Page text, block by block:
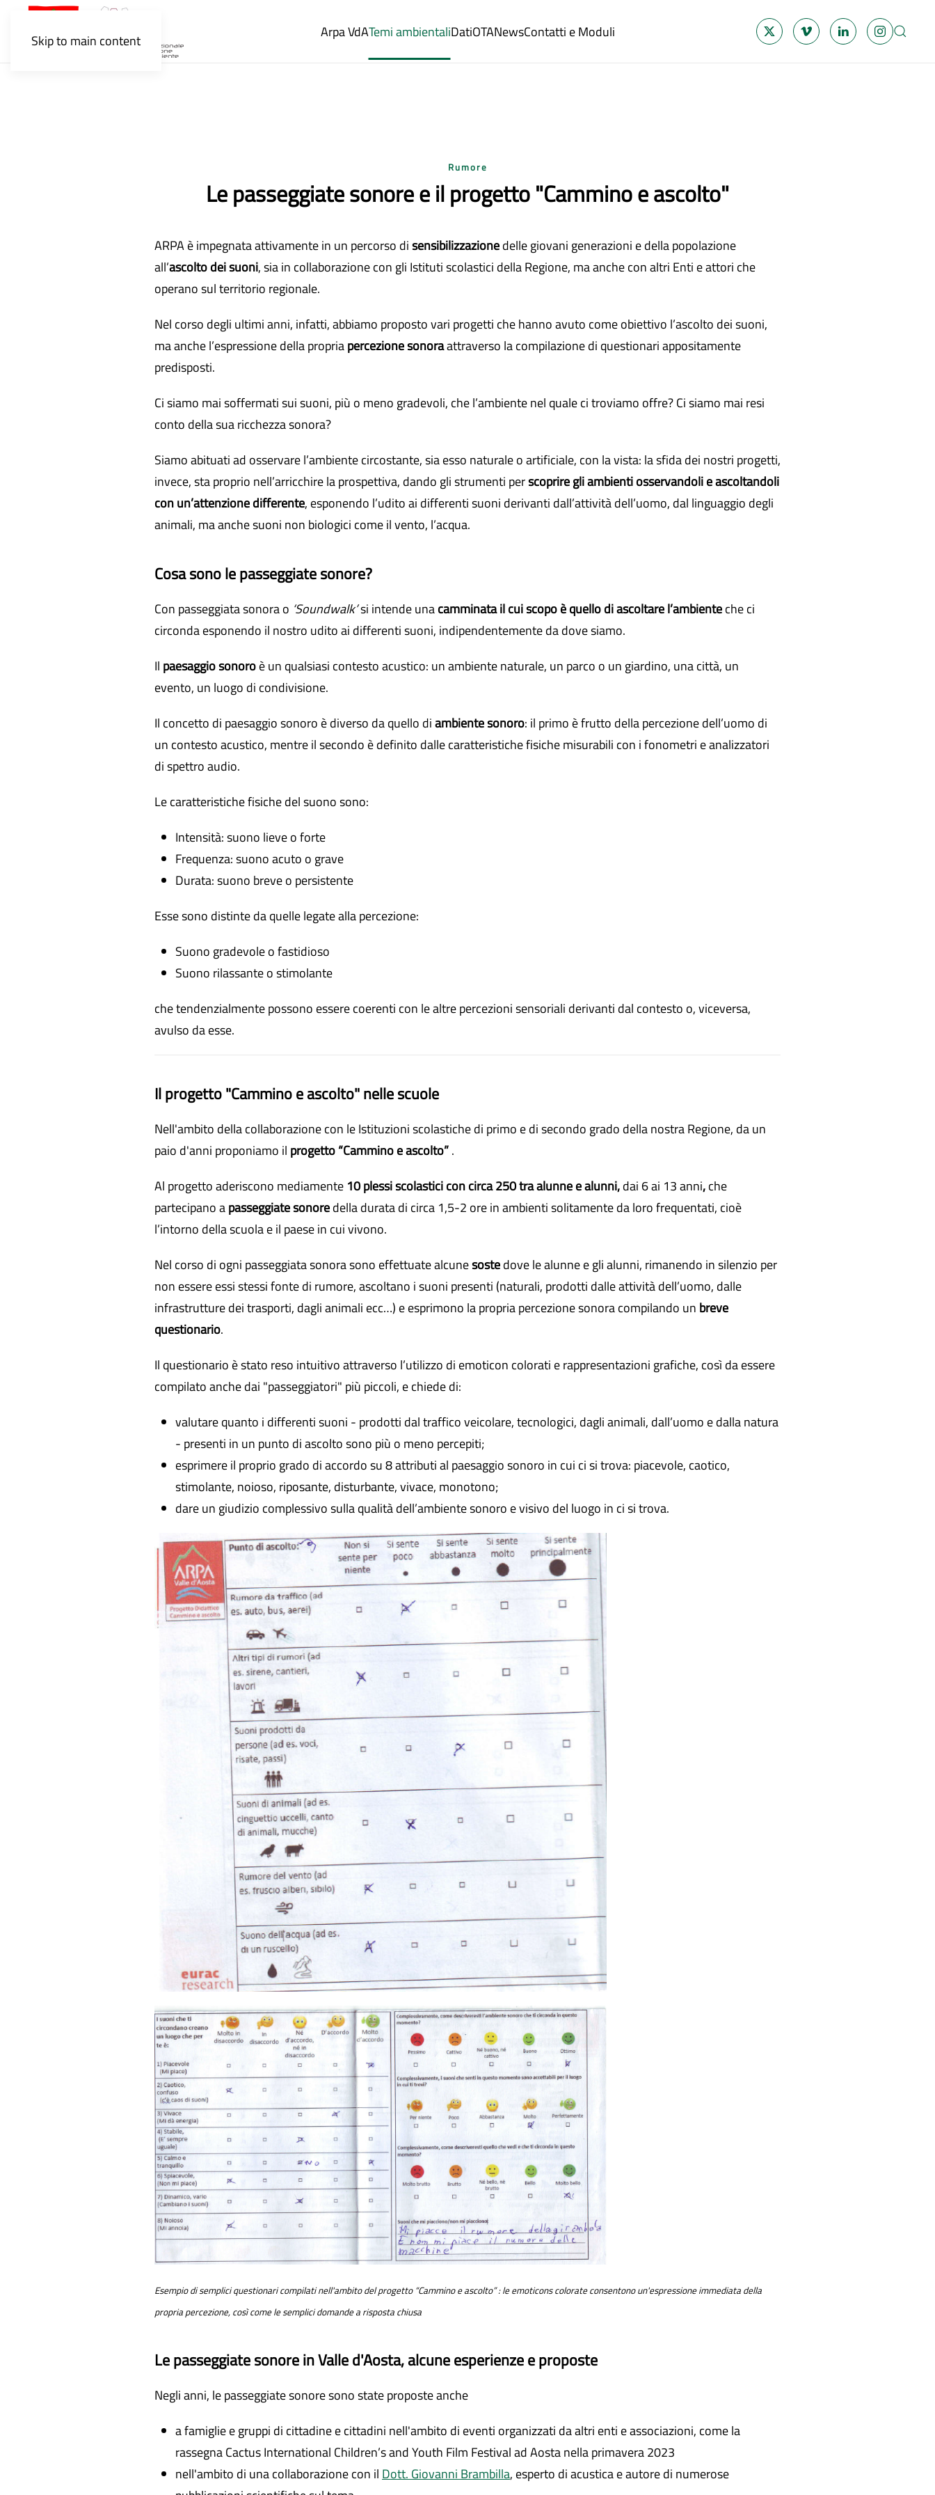
Skip to main content Arpa VdATemi ambientaliDatiOTANewsContatti e Moduli
Rumore
Le passeggiate sonore e il progetto "Cammino e ascolto"
ARPA è impegnata attivamente in un percorso disensibilizzazionedelle giovani generazioni e della popolazione
all’ascolto dei suoni, sia in collaborazione con gli Istituti scolastici della Regione, ma anche con altri Enti e attori che
operano sul territorio regionale.
Nel corso degli ultimi anni, infatti, abbiamo proposto vari progetti che hanno avuto come obiettivo l’ascolto dei suoni,
ma anche l’espressione della propriapercezione sonoraattraverso la compilazione di questionari appositamente
predisposti.
Ci siamo mai soffermati sui suoni, più o meno gradevoli, che l’ambiente nel quale ci troviamo offre? Ci siamo mai resi
conto della sua ricchezza sonora?
Siamo abituati ad osservare l’ambiente circostante, sia esso naturale o artificiale, con la vista: la sfida dei nostri progetti,
invece, sta proprio nell’arricchire la prospettiva, dando gli strumenti perscoprire gli ambienti osservandoli e ascoltandoli
con un’attenzione differente, esponendo l’udito ai differenti suoni derivanti dall’attività dell’uomo, dal linguaggio degli
animali, ma anche suoni non biologici come il vento, l’acqua.
Cosa sono le passeggiate sonore?
Con passeggiata sonora o ‘Soundwalk’si intende unacamminata il cui scopo è quello di ascoltare l’ambienteche ci
circonda esponendo il nostro udito ai differenti suoni, indipendentemente da dove siamo.
Il paesaggio sonoroè un qualsiasi contesto acustico: un ambiente naturale, un parco o un giardino, una città, un
evento, un luogo di condivisione.
Il concetto di paesaggio sonoro è diverso da quello diambiente sonoro: il primo è frutto della percezione dell’uomo di
un contesto acustico, mentre il secondo è definito dalle caratteristiche fisiche misurabili con i fonometri e analizzatori
di spettro audio.
Le caratteristiche fisiche del suono sono:
Intensità: suono lieve o forte
Frequenza: suono acuto o grave
Durata: suono breve o persistente
Esse sono distinte da quelle legate alla percezione:
Suono gradevole o fastidioso
Suono rilassante o stimolante
che tendenzialmente possono essere coerenti con le altre percezioni sensoriali derivanti dal contesto o, viceversa,
avulso da esse.
Il progetto "Cammino e ascolto" nelle scuole
Nell'ambito della collaborazione con le Istituzioni scolastiche di primo e di secondo grado della nostra Regione, da un
paio d'anni proponiamo il progetto “Cammino e ascolto”.
Al progetto aderiscono mediamente 10 plessi scolastici con circa 250 tra alunne e alunni,dai 6 ai 13 anni,che
partecipano apasseggiate sonoredella durata di circa 1,5-2 ore in ambienti solitamente da loro frequentati, cioè
l’intorno della scuola e il paese in cui vivono.
Nel corso di ogni passeggiata sonora sono effettuate alcunesostedove le alunne e gli alunni, rimanendo in silenzio per
non essere essi stessi fonte di rumore, ascoltano i suoni presenti (naturali, prodotti dalle attività dell’uomo, dalle
infrastrutture dei trasporti, dagli animali ecc…) e esprimono la propria percezione sonora compilando un breve
questionario.
Il questionario è stato reso intuitivo attraverso l’utilizzo di emoticon colorati e rappresentazioni grafiche, così da essere
compilato anche dai "passeggiatori" più piccoli, e chiede di:
valutare quanto i differenti suoni - prodotti dal traffico veicolare, tecnologici, dagli animali, dall’uomo e dalla natura
- presenti in un punto di ascolto sono più o meno percepiti;
esprimere il proprio grado di accordo su 8 attributi al paesaggio sonoro in cui ci si trova: piacevole, caotico,
stimolante, noioso, riposante, disturbante, vivace, monotono;
dare un giudizio complessivo sulla qualità dell’ambiente sonoro e visivo del luogo in ci si trova.
Esempio di semplici questionari compilati nell'ambito del progetto “Cammino e ascolto” : le emoticons colorate consentono un'espressione immediata della
propria percezione, così come le semplici domande a risposta chiusa
Le passeggiate sonore in Valle d'Aosta, alcune esperienze e proposte
Negli anni, le passeggiate sonore sono state proposte anche
a famiglie e gruppi di cittadine e cittadini nell'ambito di eventi organizzati da altri enti e associazioni, come la
rassegna Cactus International Children’s and Youth Film Festival ad Aosta nella primavera 2023
nell'ambito di una collaborazione con il Dott. Giovanni Brambilla, esperto di acustica e autore di numerose